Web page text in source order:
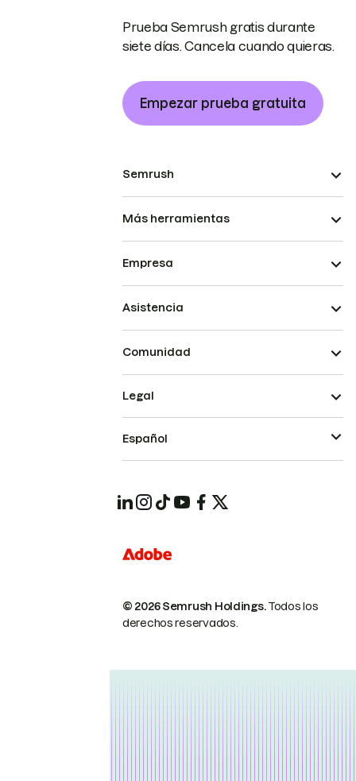
Prueba Semrush gratis durante
siete días. Cancela cuando quieras.
Empezar prueba gratuita
Semrush
Más herramientas
Empresa
Asistencia
Comunidad
© 2026 Semrush Holdings.Todos los
derechos reservados.
Legal
Español